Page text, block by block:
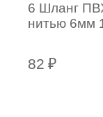
6 Шланг
нитью 6мм
82 ₽